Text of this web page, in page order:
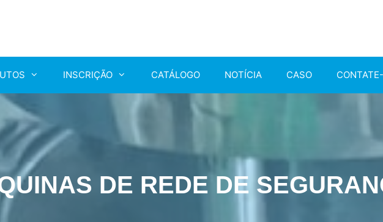
INSCRIÇÃO CATÁLOGO NOTÍCIA CASO
DE REDE DE